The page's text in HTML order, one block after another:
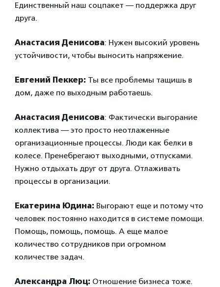
Единственный наш соцпакет — поддержка друг
друга.
Анастасия Денисова: Нужен высокий уровень
устойчивости, чтобы выносить напряжение.
Евгений Пеккер: Ты все проблемы тащишь в
дом, даже по выходным работаешь.
Анастасия Денисова: Фактически выгорание
коллектива — это просто неотлаженные
организационные процессы. Люди как белки в
колесе. Пренебрегают выходными, отпусками.
Нужно отдыхать друг от друга. Отлаживать
процессы в организации.
Екатерина Юдина: Выгорают еще и потому что
человек постоянно находится в системе помощи.
Помощь, помощь, помощь. А еще малое
количество сотрудников при огромном
количестве задач.
Александра Люц: Отношение бизнеса тоже.